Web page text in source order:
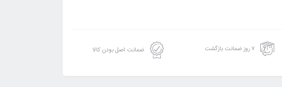
۷ روز ضمانت بازگشت ضمانت اصل بودن کالا